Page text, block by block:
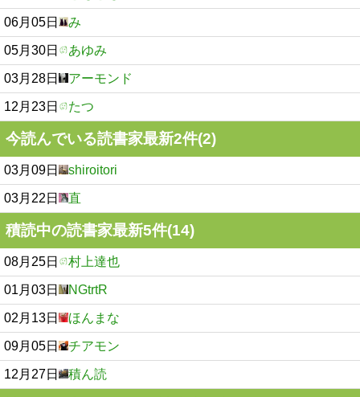
06月05日 み
05月30日 あゆみ
03月28日 アーモンド
12月23日 たつ
今読んでいる読書家最新2件(2)
03月09日 shiroitori
03月22日 直
積読中の読書家最新5件(14)
08月25日 村上達也
01月03日 NGtrtR
02月13日 ほんまな
09月05日 チアモン
12月27日 積ん読